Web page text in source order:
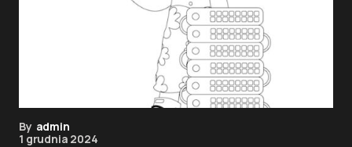
By admin
1 grudnia 2024